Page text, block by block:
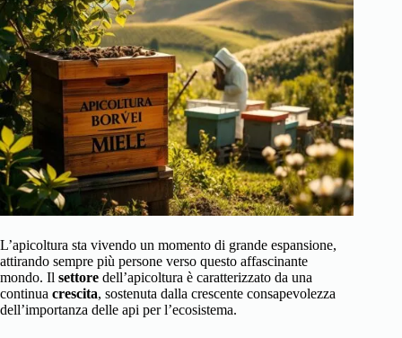
L’apicoltura sta vivendo un momento di grande espansione,
attirando sempre più persone verso questo affascinante
mondo. Il settore dell’apicoltura è caratterizzato da una
continua crescita, sostenuta dalla crescente consapevolezza
dell’importanza delle api per l’ecosistema.